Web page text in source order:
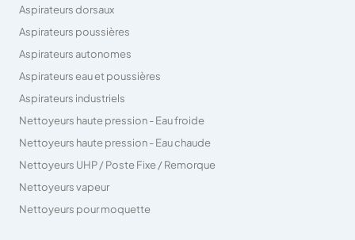
Aspirateurs dorsaux
Aspirateurs poussières
Aspirateurs autonomes
Aspirateurs eau et poussières
Aspirateurs industriels
Nettoyeurs haute pression - Eau froide
Nettoyeurs haute pression - Eau chaude
Nettoyeurs UHP / Poste Fixe / Remorque
Nettoyeurs vapeur
Nettoyeurs pour moquette